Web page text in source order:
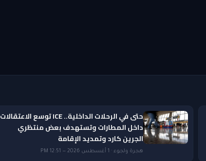
حتى في الرحلات الداخلية.. ICE توسع الاعتقالات
داخل المطارات وتستهدف بعض منتظري
الجرين كارد وتمديد الإقامة
هجرة ولجوء · 1 أغسطس 2026 — 12:51 PM